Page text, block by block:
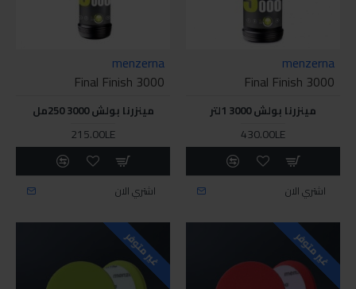
menzerna
Final Finish 3000
مينزرنا بولش 3000 1لتر
430.00LE
اشتري الان
menzerna
Final Finish 3000
مينزرنا بولش 3000 250مل
215.00LE
اشتري الان
غير متوفر غير متوفر